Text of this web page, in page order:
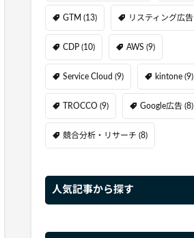
GTM (13) リスティング広告
CDP (10) AWS (9)
Service Cloud (9) kintone (9)
TROCCO (9) Google広告 (8)
競合分析・リサーチ (8)
人気記事から探す